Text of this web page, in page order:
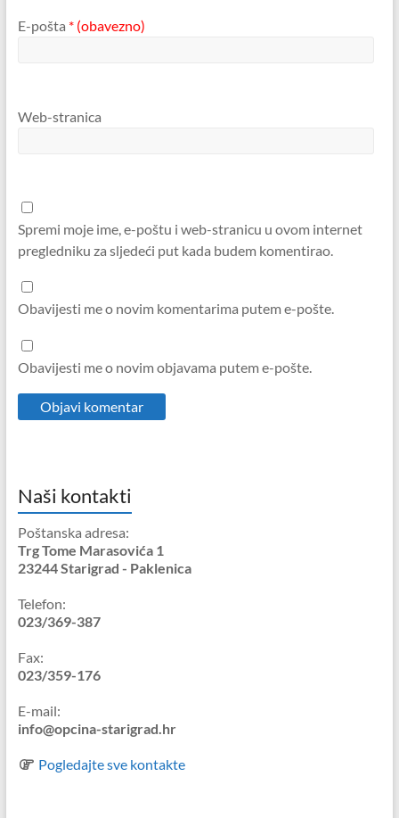
E-pošta * (obavezno)
Web-stranica
Spremi moje ime, e-poštu i web-stranicu u ovom internet
pregledniku za sljedeći put kada budem komentirao.
Obavijesti me o novim komentarima putem e-pošte.
Obavijesti me o novim objavama putem e-pošte.
Naši kontakti
Poštanska adresa:
Trg Tome Marasovića 1
23244 Starigrad - Paklenica
Telefon:
023/369-387
Fax:
023/359-176
E-mail:
info@opcina-starigrad.hr
Pogledajte sve kontakte